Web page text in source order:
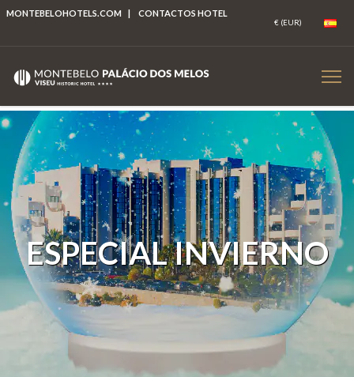
MONTEBELOHOTELS.COM | CONTACTOS HOTEL
ESPECIAL INVIERNO